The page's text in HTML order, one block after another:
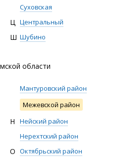
Суховская
Ц Центральный
Ш Шубино
области
Мантуровский район
Межевской район
Н
Нейский район
Нерехтский район
О Октябрьский район